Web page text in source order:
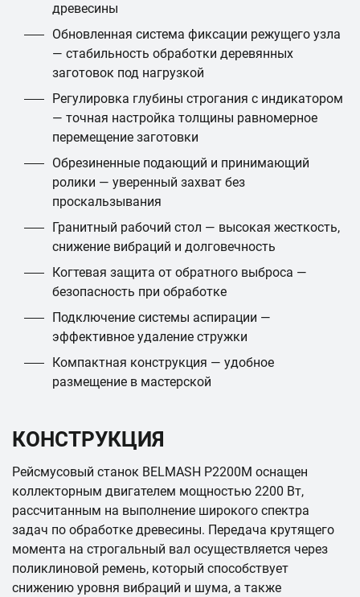
древесины
Обновленная система фиксации режущего узла
— стабильность обработки деревянных
заготовок под нагрузкой
Регулировка глубины строгания с индикатором
— точная настройка толщины равномерное
перемещение заготовки
Обрезиненные подающий и принимающий
ролики — уверенный захват без
проскальзывания
Гранитный рабочий стол — высокая жесткость,
снижение вибраций и долговечность
Когтевая защита от обратного выброса —
безопасность при обработке
Подключение системы аспирации —
эффективное удаление стружки
Компактная конструкция — удобное
размещение в мастерской
КОНСТРУКЦИЯ
Рейсмусовый станок BELMASH P2200M оснащен
коллекторным двигателем мощностью 2200 Вт,
рассчитанным на выполнение широкого спектра
задач по обработке древесины. Передача крутящего
момента на строгальный вал осуществляется через
поликлиновой ремень, который способствует
снижению уровня вибраций и шума, а также